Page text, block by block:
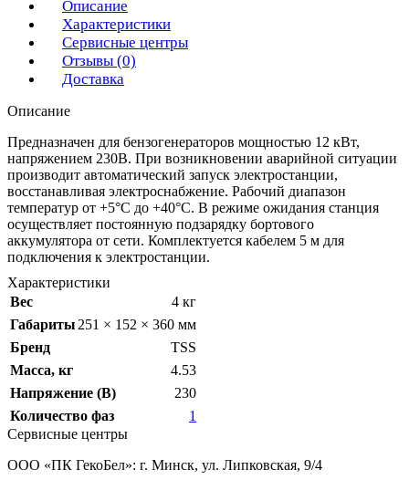
Описание
Характеристики
Сервисные центры
Отзывы (0)
Доставка
Описание
Предназначен для бензогенераторов мощностью 12 кВт,
напряжением 230В. При возникновении аварийной ситуации
производит автоматический запуск электростанции,
восстанавливая электроснабжение. Рабочий диапазон
температур от +5°C до +40°C. В режиме ожидания станция
осуществляет постоянную подзарядку бортового
аккумулятора от сети. Комплектуется кабелем 5 м для
подключения к электростанции.
Характеристики
Вес
4 кг
Габариты 251 × 152 × 360 мм
Бренд
TSS
Масса, кг
4.53
Напряжение (В)
230
Количество фаз
1
Сервисные центры
ООО «ПК ГекоБел»: г. Минск, ул. Липковская, 9/4